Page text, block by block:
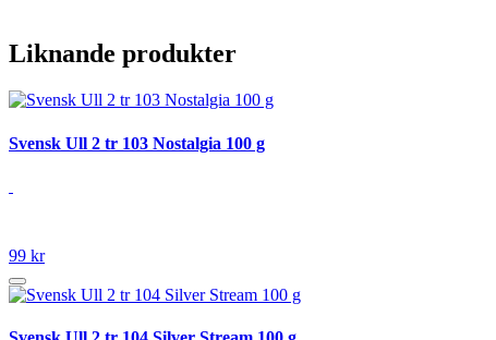
Liknande produkter
Svensk Ull 2 tr 103 Nostalgia 100 g
99 kr